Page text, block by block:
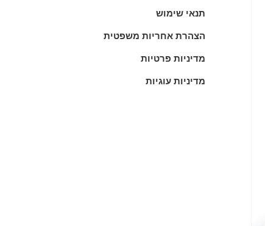
תנאי שימוש
הצהרת אחריות משפטית
מדיניות פרטיות
מדיניות עוגיות